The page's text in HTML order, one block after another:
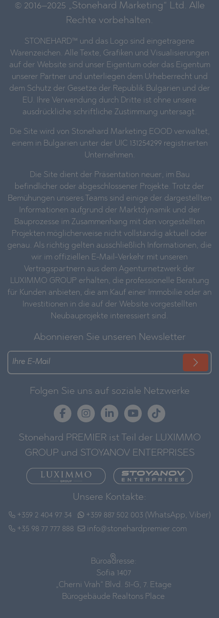
© 2016–2025 „Stonehard Marketing“ Ltd. Alle
Rechte vorbehalten.
STONEHARD™ und das Logo sind eingetragene
Warenzeichen. Alle Texte, Grafiken und Visualisierungen
auf der Website sind unser Eigentum oder das Eigentum
unserer Partner und unterliegen dem Urheberrecht und
dem Schutz der Gesetze der Republik Bulgarien und der
EU. Ihre Verwendung durch Dritte ist ohne unsere
ausdrückliche schriftliche Zustimmung untersagt.
Die Site wird von Stonehard Marketing EOOD verwaltet,
einem in Bulgarien unter der UIC 131254299 registrierten
Unternehmen.
Die Site dient der Präsentation neuer, im Bau
befindlicher oder abgeschlossener Projekte. Trotz der
Bemühungen unseres Teams sind einige der dargestellten
Informationen aufgrund der Marktdynamik und der
Bauprozesse im Zusammenhang mit den vorgestellten
Projekten möglicherweise nicht vollständig aktuell oder
genau. Als richtig gelten ausschließlich Informationen, die
wir im offiziellen E-Mail-Verkehr mit unseren
Vertragspartnern aus dem Agenturnetzwerk der
LUXIMMO GROUP erhalten, die professionelle Beratung
für Kunden anbieten, die am Kauf einer Immobilie oder an
Investitionen in die auf der Website vorgestellten
Neubauprojekte interessiert sind.
Abonnieren Sie unseren Newsletter
Folgen Sie uns auf soziale Netzwerke
Stonehard PREMIER ist Teil der LUXIMMO
GROUP und STOYANOV ENTERPRISES
Unsere Kontakte:
+359 2 404 97 34
+35 98 77 777 888
+359 887 502 003 (WhatsApp, Viber)
info@stonehardpremier.com
Büroadresse:
Sofia 1407
„Cherni Vrah“ Blvd. 51-G, 7. Etage
Bürogebäude Realtons Place